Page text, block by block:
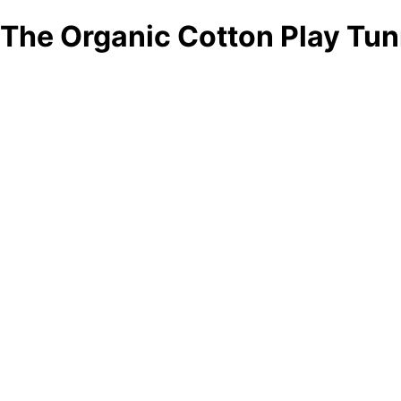
The Organic Cotton Play